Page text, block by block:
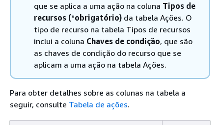
que se aplica a uma ação na coluna Tipos de
recursos (*obrigatório) da tabela Ações. O
tipo de recurso na tabela Tipos de recursos
inclui a coluna Chaves de condição, que são
as chaves de condição do recurso que se
aplicam a uma ação na tabela Ações.
Para obter detalhes sobre as colunas na tabela a
seguir, consulte Tabela de ações.